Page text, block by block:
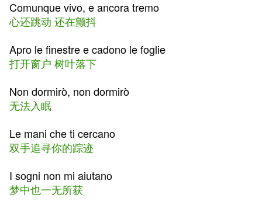
Comunque vivo, e ancora tremo
心还跳动 还在颤抖
Apro le finestre e cadono le foglie
打开窗户 树叶落下
Non dormirò, non dormirò
无法入眠
Le mani che ti cercano
双手追寻你的踪迹
I sogni non mi aiutano
梦中也一无所获